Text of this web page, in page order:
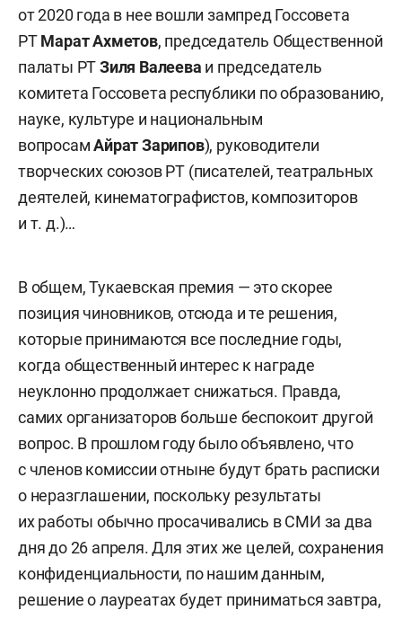
от 2020 года в нее вошли зампред Госсовета
РТМарат Ахметов, председатель Общественной
палаты РТЗиля Валеева и председатель
комитета Госсовета республики по образованию,
науке, культуре и национальным
вопросамАйрат Зарипов), руководители
творческих союзов РТ (писателей, театральных
деятелей, кинематографистов, композиторов
и т. д.)…
В общем, Тукаевская премия — это скорее
позиция чиновников, отсюда и те решения,
которые принимаются все последние годы,
когда общественный интерес к награде
неуклонно продолжает снижаться. Правда,
самих организаторов больше беспокоит другой
вопрос. В прошлом году было объявлено, что
с членов комиссии отныне будут брать расписки
о неразглашении, поскольку результаты
их работы обычно просачивались в СМИ за два
дня до 26 апреля. Для этих же целей, сохранения
конфиденциальности, по нашим данным,
решение о лауреатах будет приниматься завтра,